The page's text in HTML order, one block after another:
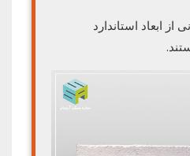
ابعاد استاندارد